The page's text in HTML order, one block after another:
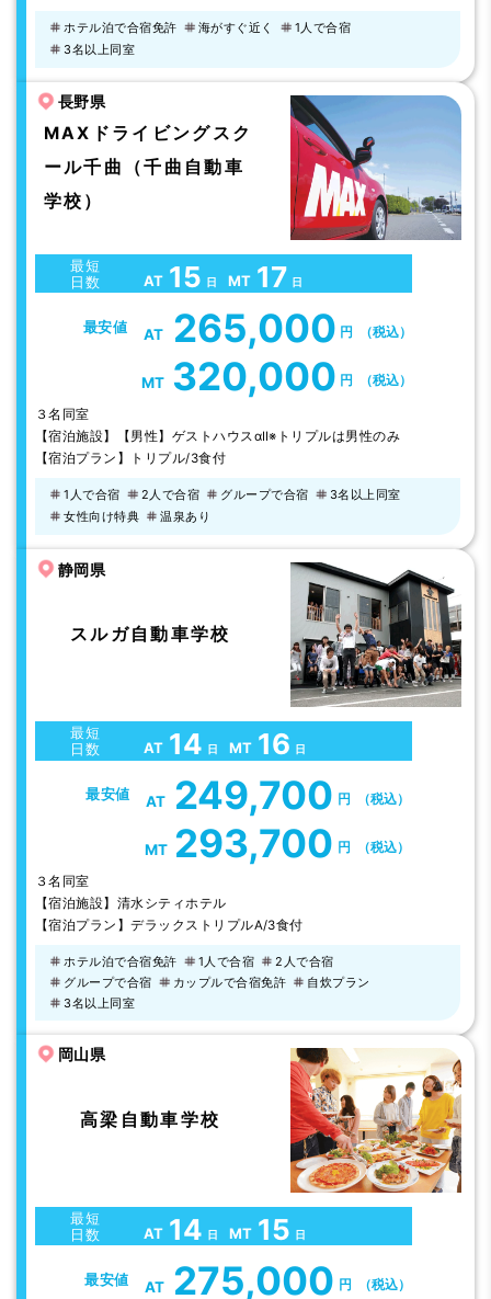
ホテル泊で合宿免許 海がすぐ近く
1人で合宿
3名以上同室
長野県
MAXドライビングスク
ール千曲（千曲自動車
学校）
最短
日数
AT 15 日 MT 17 日
最安値 AT 265,000 円 （税込）
MT 320,000 円 （税込）
３名同室
【宿泊施設】【男性】ゲストハウスαⅡ※トリプルは男性のみ
【宿泊プラン】トリプル/3食付
1人で合宿 2人で合宿 グループで合宿
3名以上同室
女性向け特典
温泉あり
静岡県
スルガ自動車学校
最短
日数
AT 14 日 MT 16 日
最安値 AT 249,700 円 （税込）
MT 293,700 円 （税込）
３名同室
【宿泊施設】清水シティホテル
【宿泊プラン】デラックストリプルA/3食付
ホテル泊で合宿免許 1人で合宿
2人で合宿
グループで合宿
カップルで合宿免許
自炊プラン
3名以上同室
岡山県
高梁自動車学校
最短
日数
AT 14 日 MT 15 日
最安値 AT 275,000 円 （税込）